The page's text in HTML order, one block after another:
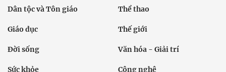
Dân tộc và Tôn giáo Thể thao
Giáo dục Thế giới
Đời sống Văn hóa - Giải trí
Sức khỏe Công nghệ